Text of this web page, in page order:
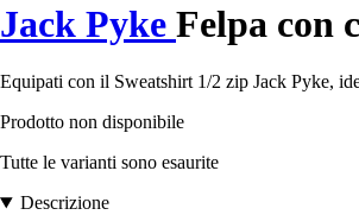
Jack Pyke Felpa con
Equipati con il Sweatshirt 1/2 zip Jack Pyke,
Prodotto non disponibile
Tutte le varianti sono esaurite
Descrizione